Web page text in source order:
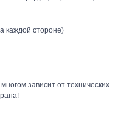
каждой стороне)
зависит от технических